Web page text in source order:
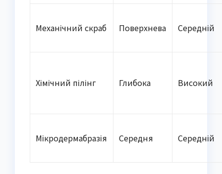
Механічний скраб Поверхнева Середній
Хімічний пілінг Глибока Високий
Мікродермабразія Середня Середній